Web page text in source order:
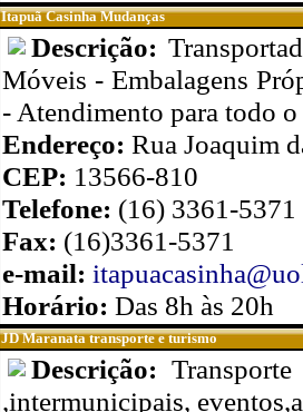
Itapuã Casinha Mudanças
Descrição:
Móveis - Embalagens
- Atendimento para todo
Endereço: Rua Joaquim
CEP: 13566-810
Telefone: (16) 3361-5371
Fax: (16)3361-5371
e-mail:
Horário: Das 8h às 20h
JD Maranata transporte e turismo
Descrição:
,intermunicipais,